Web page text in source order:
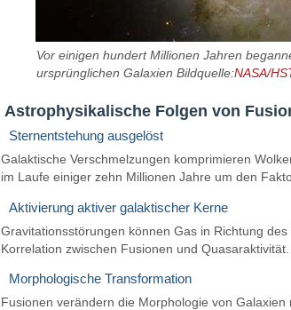
Vor einigen hundert Millionen Jahren
ursprünglichen Galaxien Bildquelle:NASA/
Astrophysikalische Folgen von
Sternentstehung ausgelöst
Galaktische Verschmelzungen komprimieren
im Laufe einiger zehn Millionen Jahre um den
Aktivierung aktiver galaktischer Kerne
Gravitationsstörungen können Gas in Richtung
Korrelation zwischen Fusionen und Quasaraktivität.
Morphologische Transformation
Fusionen verändern die Morphologie von